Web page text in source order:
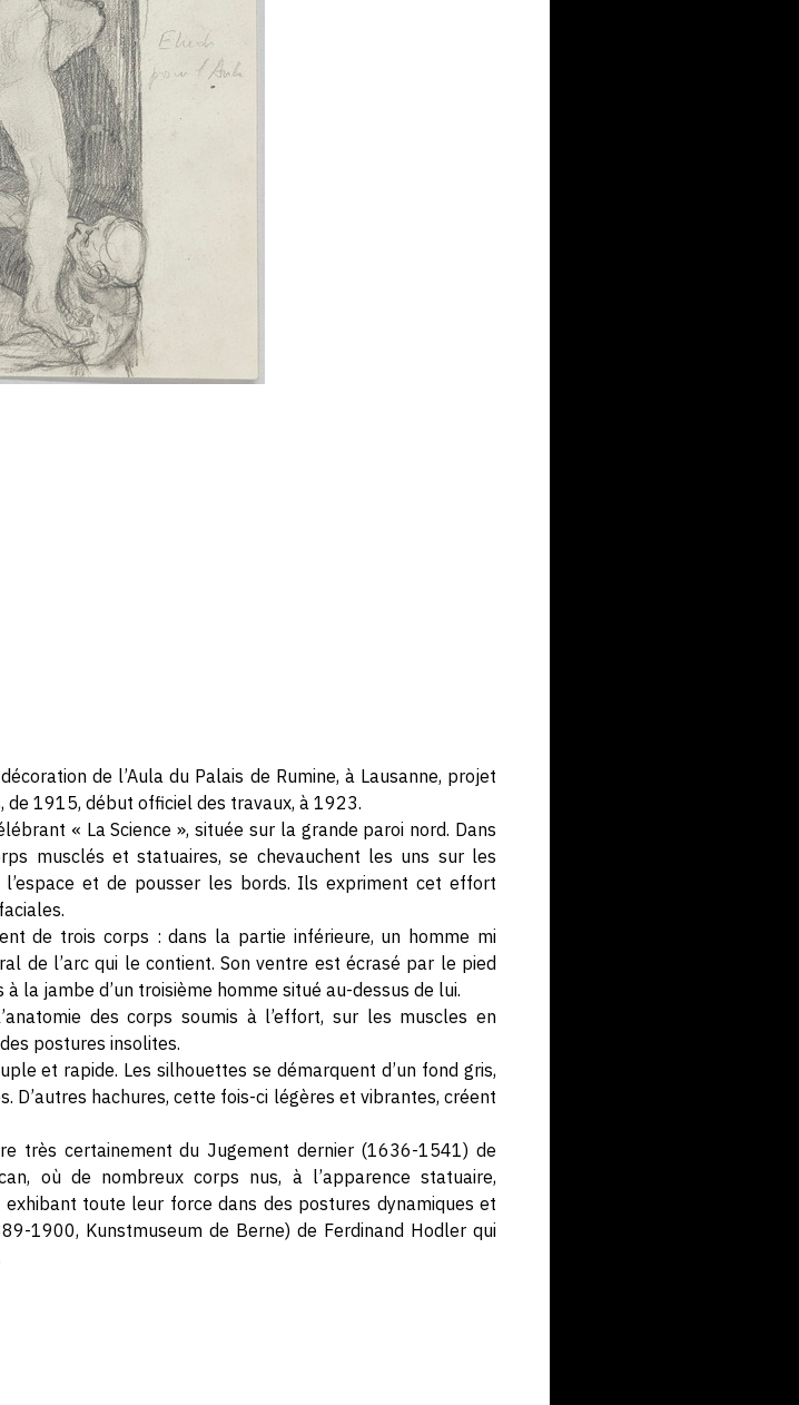
de l’Aula du Palais de Rumine, à Lausanne, projet
de 1915, début officiel des travaux, à 1923.
« La Science », située sur la grande paroi nord. Dans
musclés et statuaires, se chevauchent les uns sur les
et de pousser les bords. Ils expriment cet effort
de trois corps : dans la partie inférieure, un homme mi
de l’arc qui le contient. Son ventre est écrasé par le pied
à la jambe d’un troisième homme situé au-dessus de lui.
des corps soumis à l’effort, sur les muscles en
postures insolites.
et rapide. Les silhouettes se démarquent d’un fond gris,
D’autres hachures, cette fois-ci légères et vibrantes, créent
très certainement du Jugement dernier (1636-1541) de
où de nombreux corps nus, à l’apparence statuaire,
toute leur force dans des postures dynamiques et
1900, Kunstmuseum de Berne) de Ferdinand Hodler qui